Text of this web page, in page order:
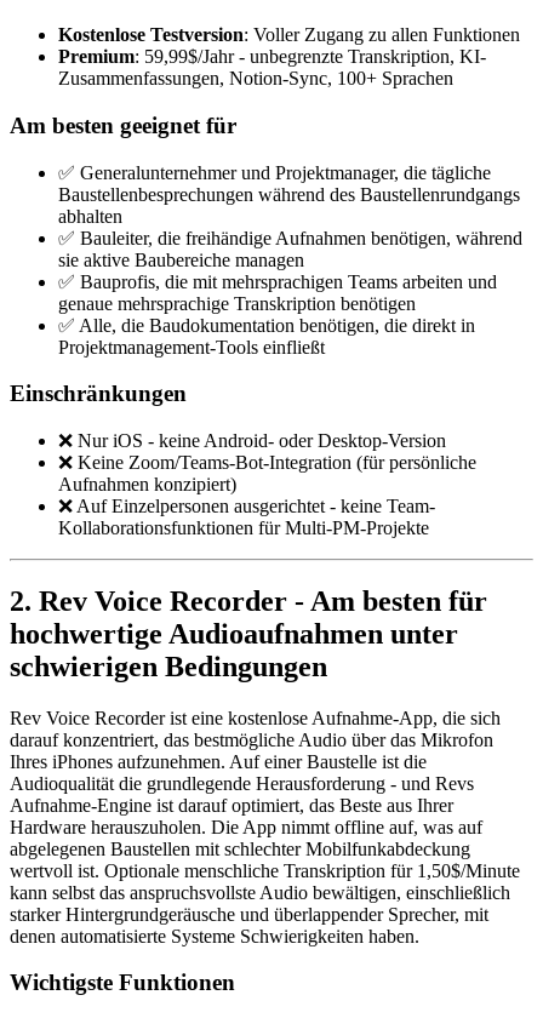
Kostenlose Testversion: Voller Zugang zu allen Funktionen
Premium: 59,99$/Jahr - unbegrenzte Transkription, KI-
Zusammenfassungen, Notion-Sync, 100+ Sprachen
Am besten geeignet für
✅ Generalunternehmer und Projektmanager, die tägliche
Baustellenbesprechungen während des Baustellenrundgangs
abhalten
✅ Bauleiter, die freihändige Aufnahmen benötigen, während
sie aktive Baubereiche managen
✅ Bauprofis, die mit mehrsprachigen Teams arbeiten und
genaue mehrsprachige Transkription benötigen
✅ Alle, die Baudokumentation benötigen, die direkt in
Projektmanagement-Tools einfließt
Einschränkungen
❌ Nur iOS - keine Android- oder Desktop-Version
❌ Keine Zoom/Teams-Bot-Integration (für persönliche
Aufnahmen konzipiert)
❌ Auf Einzelpersonen ausgerichtet - keine Team-
Kollaborationsfunktionen für Multi-PM-Projekte
2. Rev Voice Recorder - Am besten für
hochwertige Audioaufnahmen unter
schwierigen Bedingungen
Rev Voice Recorder ist eine kostenlose Aufnahme-App, die sich
darauf konzentriert, das bestmögliche Audio über das Mikrofon
Ihres iPhones aufzunehmen. Auf einer Baustelle ist die
Audioqualität die grundlegende Herausforderung - und Revs
Aufnahme-Engine ist darauf optimiert, das Beste aus Ihrer
Hardware herauszuholen. Die App nimmt offline auf, was auf
abgelegenen Baustellen mit schlechter Mobilfunkabdeckung
wertvoll ist. Optionale menschliche Transkription für 1,50$/Minute
kann selbst das anspruchsvollste Audio bewältigen, einschließlich
starker Hintergrundgeräusche und überlappender Sprecher, mit
denen automatisierte Systeme Schwierigkeiten haben.
Wichtigste Funktionen